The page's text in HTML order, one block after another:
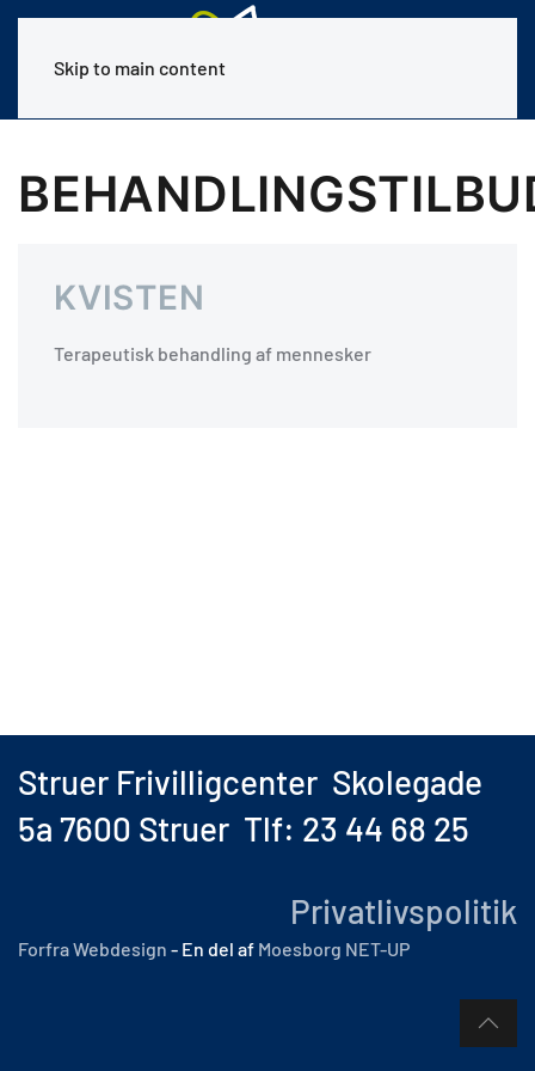
Skip to main content
KVISTEN
Terapeutisk behandling af mennesker
Struer Frivilligcenter Skolegade
5a 7600 Struer Tlf: 23 44 68 25
Privatlivspolitik
Forfra Webdesign - En del af Moesborg NET-UP